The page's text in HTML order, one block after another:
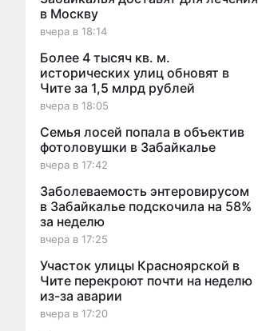
в Москву
вчера в 18:14
Более 4 тысяч кв. м.
исторических улиц обновят в
Чите за 1,5 млрд рублей
вчера в 18:05
Семья лосей попала в объектив
фотоловушки в Забайкалье
вчера в 17:42
Заболеваемость энтеровирусом
в Забайкалье подскочила на 58%
за неделю
вчера в 17:25
Участок улицы Красноярской в
Чите перекроют почти на неделю
из-за аварии
вчера в 17:20